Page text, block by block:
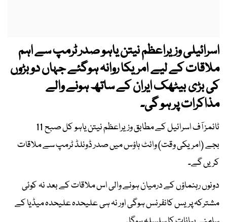
اسرائیلی وزیراعظم نیتن یاہو صدر ٹرمپ سے اہم
ملاقات کے لیے امریکا روانہ ہوگئے جہاں دو بڑوں
کی بڑی بیٹھک ایران کے ساتھ ہونے والے
مذاکرات پر ہو گی۔
ٹائمز آف اسرائیل کے مطابق وزیراعظم نیتن یاہو کل صبح 11
بجے (امریکی وقت) وائٹ ہاؤس میں صدر ڈونلڈ ٹرمپ سے ملاقات
کریں گے۔
دونوں رہنماؤں کے درمیان ہونے والی اس ملاقات کے بعد نہ کوئی
مشترکہ پریس کانفرنس ہوگی اور نہ ہی علیحدہ علیحدہ میڈیا کے